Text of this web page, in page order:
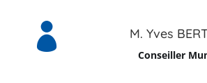
 M. Yves
Conseiller